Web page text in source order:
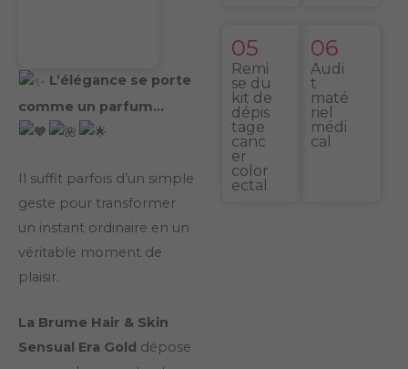
L’élégance se porte
comme un parfum…
Il suffit parfois d’un simple
geste pour transformer
un instant ordinaire en un
véritable moment de
plaisir.
La Brume Hair & Skin
Sensual Era Gold dépose
05
Remi
se du
kit de
dépis
tage
canc
er
color
ectal
06
Audi
t
maté
riel
médi
cal